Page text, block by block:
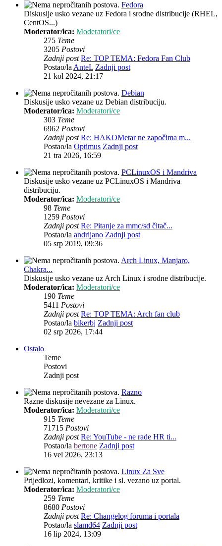
Fedora
Diskusije usko vezane uz Fedora i srodne distribucije (RHEL,
CentOS...)
Moderator/ica: Moderatori/ce
275 Teme
3205 Postovi
Zadnji post Re: TOP TEMA: Fedora Fan Club
Postao/laAnteL Zadnji post
21 kol 2024, 21:17
Debian
Diskusije usko vezane uz Debian distribuciju.
Moderator/ica: Moderatori/ce
303 Teme
6962 Postovi
Zadnji post Re: HAKOMetar ne započima m...
Postao/la Optimus Zadnji post
21 tra 2026, 16:59
PCLinuxOS i Mandriva
Diskusije usko vezane uz PCLinuxOS i Mandriva
distribuciju.
Moderator/ica: Moderatori/ce
98 Teme
1259 Postovi
Zadnji post Re: Pitanje za mmc/sd čitač...
Postao/la andrijano Zadnji post
05 srp 2019, 09:36
Arch Linux, Manjaro,
Chakra...
Diskusije usko vezane uz Arch Linux i srodne distribucije.
Moderator/ica: Moderatori/ce
190 Teme
5411 Postovi
Zadnji post Re: TOP TEMA: Arch fan club
Postao/la bikerbj Zadnji post
02 srp 2026, 17:44
Ostalo
Teme
Postovi
Zadnji post
Razno
Razne diskusije nevezane za Linux.
Moderator/ica: Moderatori/ce
915 Teme
71715 Postovi
Zadnji post Re: YouTube - ne rade HR ti...
Postao/la bertone Zadnji post
16 vel 2026, 23:13
Linux Za Sve
Prijedlozi, komentari, kritike i sl. vezano uz portal.
Moderator/ica: Moderatori/ce
259 Teme
8680 Postovi
Zadnji post Re: Changelog foruma i portala
Postao/la slamd64 Zadnji post
16 lip 2024, 13:09